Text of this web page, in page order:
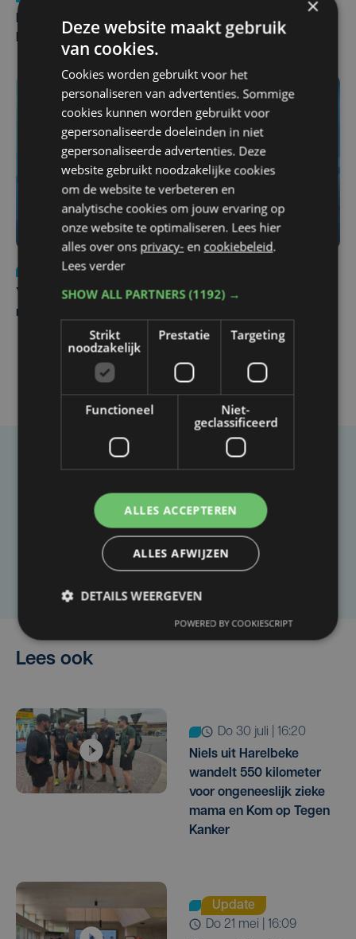
Man en vrouw dood aangetroffen in woning in Sint-
Nieuws
do 6 augustus | 21:30
Yaro (19), slachtoffer van vechtpartij, is na
maandenlange coma overleden
Taalfout opgemerkt?
Heb je een taal- of schrijffout opgemerkt in dit
artikel?
Laat het ons weten
Lees ook
do 30 juli | 16:20
Niels uit Harelbeke
wandelt 550 kilometer
voor ongeneeslijk zieke
mama en Kom op Tegen
Kanker
Update
do 21 mei | 16:09
×
Deze website maakt gebruik
van cookies.
Cookies worden gebruikt voor het
personaliseren van advertenties. Sommige
cookies kunnen worden gebruikt voor
gepersonaliseerde doeleinden in niet
gepersonaliseerde advertenties. Deze
website gebruikt noodzakelijke cookies
om de website te verbeteren en
analytische cookies om jouw ervaring op
onze website te optimaliseren. Lees hier
alles over ons privacy- en cookiebeleid.
Lees verder
SHOW ALL PARTNERS(1192) →
Strikt
noodzakelijk
Prestatie Targeting
Functioneel
Niet-
geclassificeerd
ALLES ACCEPTEREN
ALLES AFWIJZEN
DETAILS WEERGEVEN
POWERED BY COOKIESCRIPT